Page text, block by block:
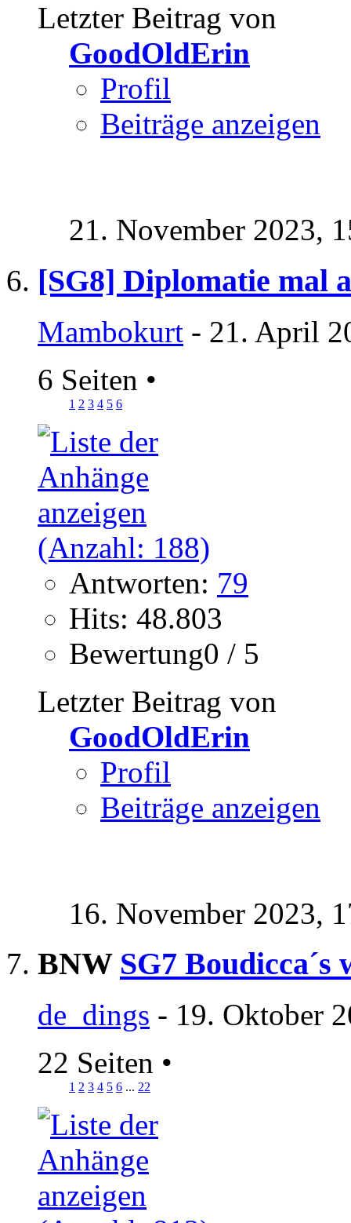
Letzter Beitrag von
GoodOldErin
Profil
Beiträge anzeigen
21. November 2023,
[SG8] Diplomatie mal
Mambokurt - 21. April
6 Seiten •
1 2 3 4 5 6
Antworten: 79
Hits: 48.803
Bewertung0 / 5
Letzter Beitrag von
GoodOldErin
Profil
Beiträge anzeigen
16. November 2023,
BNW SG7
de_dings - 19. Oktober
22 Seiten •
1 2 3 4 5 6 ... 22